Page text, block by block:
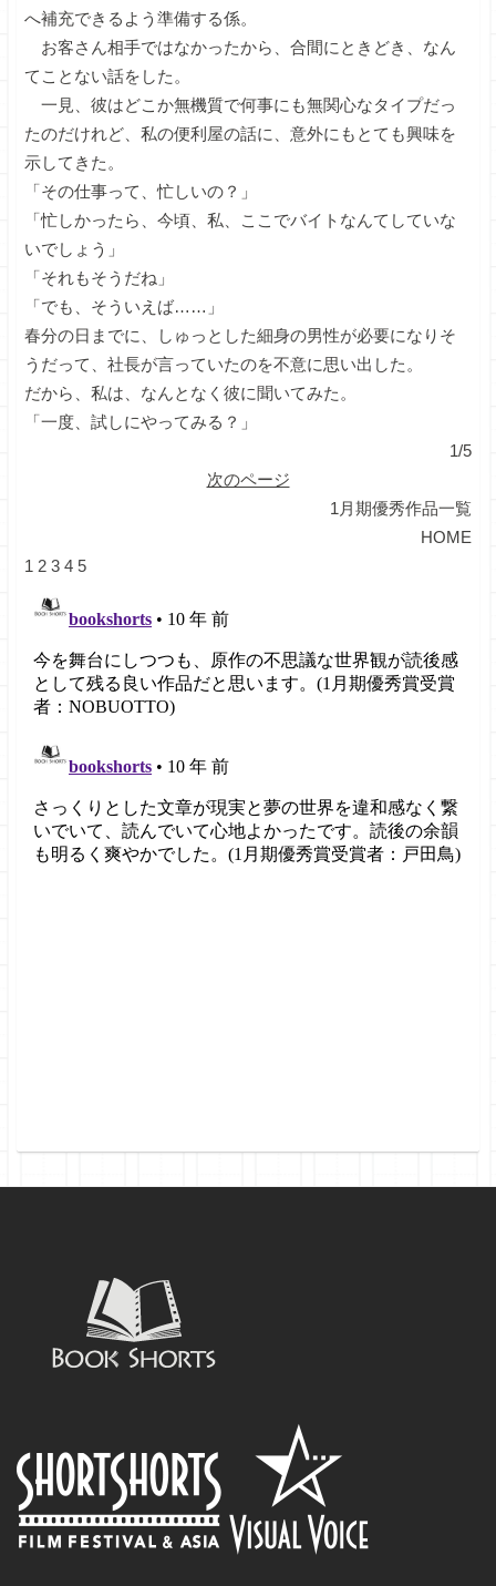
へ補充できるよう準備する係。
お客さん相手ではなかったから、合間にときどき、なん
てことない話をした。
一見、彼はどこか無機質で何事にも無関心なタイプだっ
たのだけれど、私の便利屋の話に、意外にもとても興味を
示してきた。
「その仕事って、忙しいの？」
「忙しかったら、今頃、私、ここでバイトなんてしていな
いでしょう」
「それもそうだね」
「でも、そういえば……」
春分の日までに、しゅっとした細身の男性が必要になりそ
うだって、社長が言っていたのを不意に思い出した。
だから、私は、なんとなく彼に聞いてみた。
「一度、試しにやってみる？」
1/5
次のページ
1月期優秀作品一覧
HOME
1 2 3 4 5